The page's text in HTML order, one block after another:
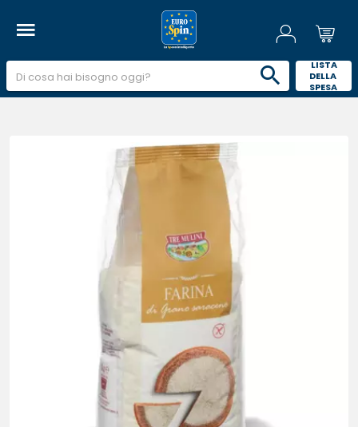
LISTA
DELLA
SPESA